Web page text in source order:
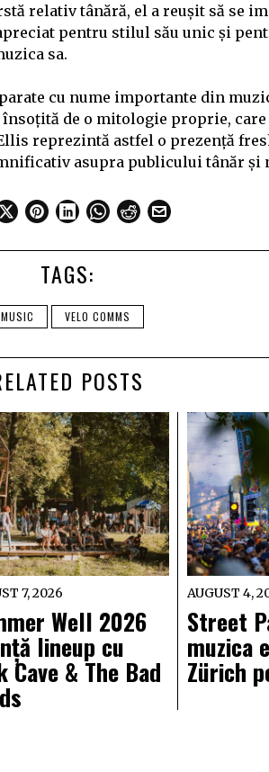
relativ tânără, el a reușit să se
pentru stilul său unic și
sa.
cu nume importante din
însoțită de o mitologie proprie,
reprezintă astfel o prezență
asupra publicului tânăr și
TAGS:
MUSIC VELO COMMS
POSTS
7, 2026
Well 2026
lineup cu
Cave & The Bad
AUGUST 4,
Street
muzica
Zürich